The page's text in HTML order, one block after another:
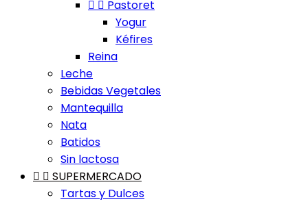
  Pastoret
Yogur
Kéfires
Reina
Leche
Bebidas Vegetales
Mantequilla
Nata
Batidos
Sin lactosa
  SUPERMERCADO
Tartas y Dulces